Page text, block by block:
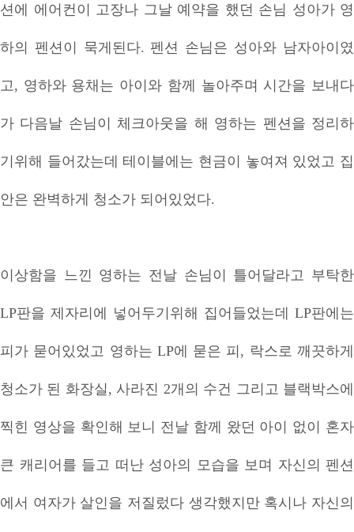
션에 에어컨이 고장나 그날 예약을 했던 손님 성아가 영
하의 펜션이 묵게된다. 펜션 손님은 성아와 남자아이였
고, 영하와 용채는 아이와 함께 놀아주며 시간을 보내다
가 다음날 손님이 체크아웃을 해 영하는 펜션을 정리하
기위해 들어갔는데 테이블에는 현금이 놓여져 있었고 집
안은 완벽하게 청소가 되어있었다.
이상함을 느낀 영하는 전날 손님이 틀어달라고 부탁한
LP판을 제자리에 넣어두기위해 집어들었는데 LP판에는
피가 묻어있었고 영하는 LP에 묻은 피, 락스로 깨끗하게
청소가 된 화장실, 사라진 2개의 수건 그리고 블랙박스에
찍힌 영상을 확인해 보니 전날 함께 왔던 아이 없이 혼자
큰 캐리어를 들고 떠난 성아의 모습을 보며 자신의 펜션
에서 여자가 살인을 저질렀다 생각했지만 혹시나 자신의